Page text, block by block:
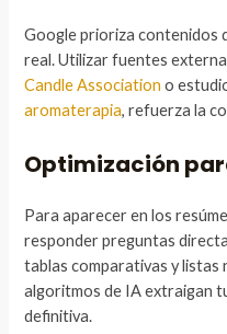
Google prioriza contenidos
real. Utilizar fuentes
Candle Association o
aromaterapia, refuerza la
Optimización
Para aparecer en los
responder preguntas
tablas comparativas y listas
algoritmos de IA extraigan
definitiva.